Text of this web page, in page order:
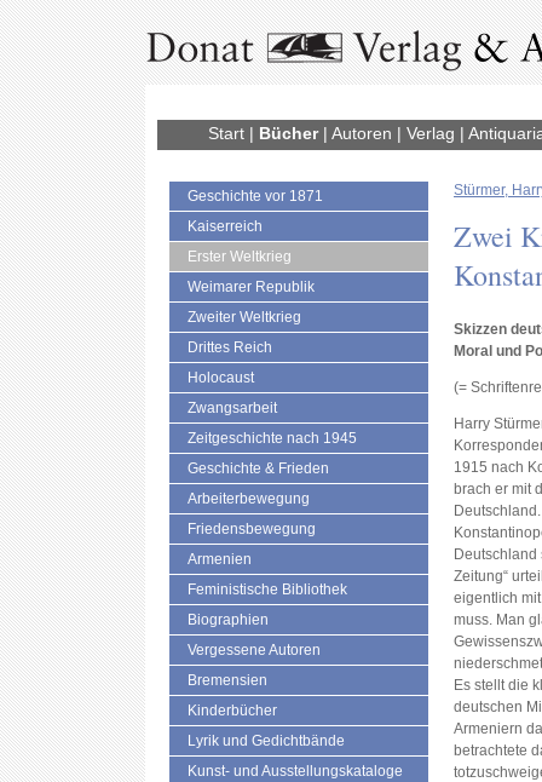
Start| Bücher| Autoren | Verlag |
Geschichte vor 1871
Kaiserreich
Erster Weltkrieg
Weimarer Republik
Zweiter Weltkrieg
Drittes Reich
Holocaust
Zwangsarbeit
Zeitgeschichte nach 1945
Geschichte & Frieden
Arbeiterbewegung
Friedensbewegung
Armenien
Feministische Bibliothek
Biographien
Vergessene Autoren
Bremensien
Kinderbücher
Lyrik und Gedichtbände
Kunst- und Ausstellungskataloge
Stürmer,
Zwei
Skizzen
Moral und
(=
Harry
1915 nach
brach er mit
Deutschland
Zeitung“
eigentlich
muss. Man
Es stellt die
deutschen
Armeniern
betrachtete